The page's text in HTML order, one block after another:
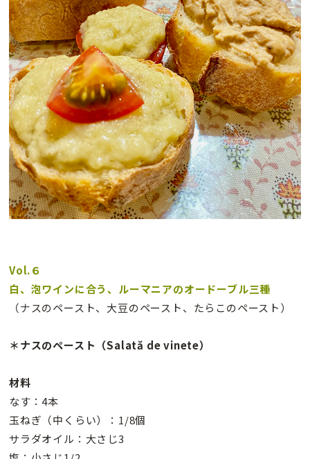
Vol.６
白、泡ワインに合う、ルーマニアのオードーブル三種
（ナスのペースト、大豆のペースト、たらこのペースト）
＊ナスのペースト（Salată de vinete）
材料
なす：4本
玉ねぎ（中くらい）：1/8個
サラダオイル：大さじ3